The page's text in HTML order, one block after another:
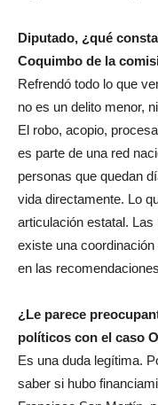
Diputado, ¿qué
Coquimbo de la
Refrendó todo lo que
no es un delito menor,
El robo, acopio,
es parte de una red
personas que quedan
vida directamente. Lo
articulación estatal.
existe una
en las
¿Le parece
políticos con el caso
Es una duda legítima.
saber si hubo